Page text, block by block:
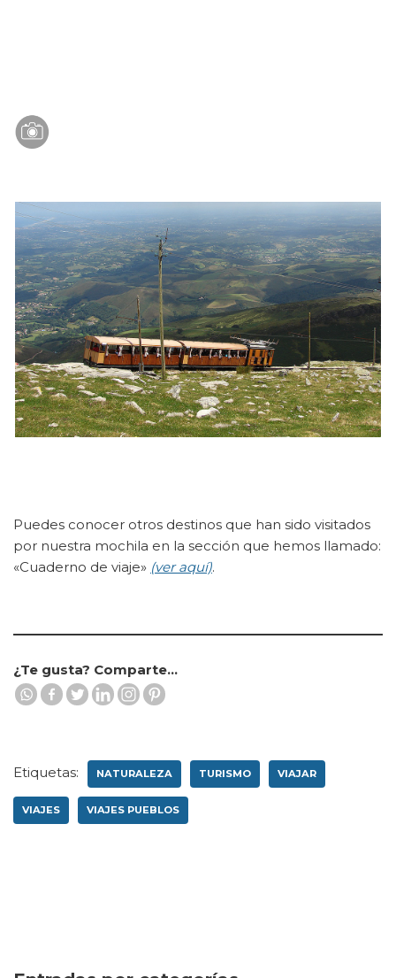
Puedes conocer otros destinos que han sido visitados
por nuestra mochila en la sección que hemos llamado:
«Cuaderno de viaje» (ver aquí).
¿Te gusta? Comparte...
Etiquetas: NATURALEZA TURISMO VIAJAR
VIAJES VIAJES PUEBLOS